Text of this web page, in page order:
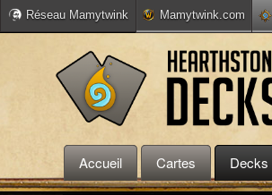
Réseau Mamytwink Mamytwink.com
Accueil Cartes Decks